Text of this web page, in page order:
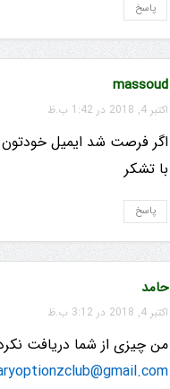
پاسخ
massoud
اکتبر 4, 2018 در 1:42 ب.ظ
اگر فرصت شد ایمیل خودتون
با تشکر
پاسخ
حامد
اکتبر 4, 2018 در 3:12 ب.ظ
من چیزی از شما دریافت